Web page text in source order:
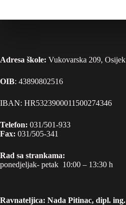
Adresa škole: Vukovarska 209, Osijek
OIB: 43890802516
IBAN: HR5323900011500274346
Telefon: 031/501-933
Fax: 031/505-341
Rad sa strankama:
ponedjeljak- petak 10:00 – 13:30 h
Ravnateljica: Nada Pitinac, dipl. ing.